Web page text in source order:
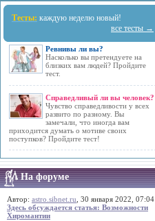
Тесты: каждую неделю новый!
все тесты →
Ревнивы ли вы?
Насколько вы претендуете на
близких вам людей? Пройдите
тест.
Справедливый ли вы человек?
Чувство справедливости у всех
развито по разному. Вы
замечали, что иногда вам
приходится думать о мотиве своих
поступков? Пройдите тест!
На форуме
Автор: astro.sibnet.ru , 30 января 2022, 07:04
Здесь обсуждается статья: Возможности
Хиромантии